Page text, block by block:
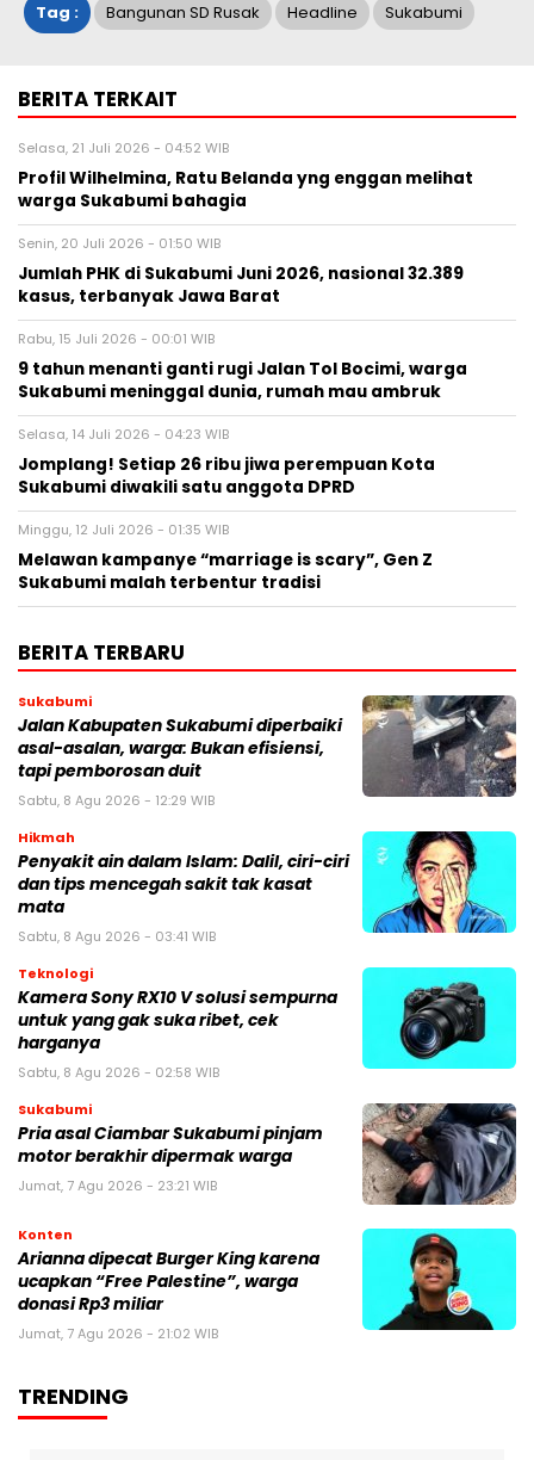
Tag : Bangunan SD Rusak Headline Sukabumi
BERITA TERKAIT
Selasa, 21 Juli 2026 - 04:52 WIB
Profil Wilhelmina, Ratu Belanda yng enggan melihat
warga Sukabumi bahagia
Senin, 20 Juli 2026 - 01:50 WIB
Jumlah PHK di Sukabumi Juni 2026, nasional 32.389
kasus, terbanyak Jawa Barat
Rabu, 15 Juli 2026 - 00:01 WIB
9 tahun menanti ganti rugi Jalan Tol Bocimi, warga
Sukabumi meninggal dunia, rumah mau ambruk
Selasa, 14 Juli 2026 - 04:23 WIB
Jomplang! Setiap 26 ribu jiwa perempuan Kota
Sukabumi diwakili satu anggota DPRD
Minggu, 12 Juli 2026 - 01:35 WIB
Melawan kampanye “marriage is scary”, Gen Z
Sukabumi malah terbentur tradisi
BERITA TERBARU
Sukabumi
Jalan Kabupaten Sukabumi diperbaiki
asal-asalan, warga: Bukan efisiensi,
tapi pemborosan duit
Sabtu, 8 Agu 2026 - 12:29 WIB
Hikmah
Penyakit ain dalam Islam: Dalil, ciri-ciri
dan tips mencegah sakit tak kasat
mata
Sabtu, 8 Agu 2026 - 03:41 WIB
Teknologi
Kamera Sony RX10 V solusi sempurna
untuk yang gak suka ribet, cek
harganya
Sabtu, 8 Agu 2026 - 02:58 WIB
Sukabumi
Pria asal Ciambar Sukabumi pinjam
motor berakhir dipermak warga
Jumat, 7 Agu 2026 - 23:21 WIB
Konten
Arianna dipecat Burger King karena
ucapkan “Free Palestine”, warga
donasi Rp3 miliar
Jumat, 7 Agu 2026 - 21:02 WIB
TRENDING